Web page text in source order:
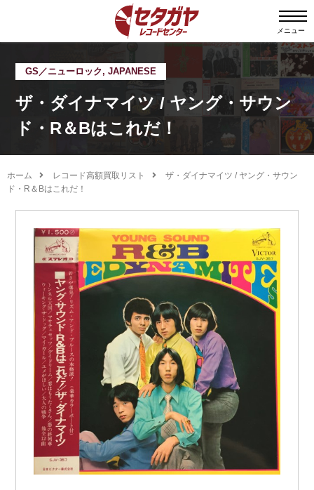
メニュー
GS／ニューロック,JAPANESE
ザ・ダイナマイツ / ヤング・サウン
ド・R＆Bはこれだ！
ホーム レコード高額買取リスト
ザ・ダイナマイツ / ヤング・サウン
ド・R＆Bはこれだ！